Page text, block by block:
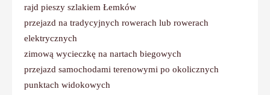
rajd pieszy szlakiem Łemków
przejazd na tradycyjnych rowerach lub rowerach
elektrycznych
zimową wycieczkę na nartach biegowych
przejazd samochodami terenowymi po okolicznych
punktach widokowych